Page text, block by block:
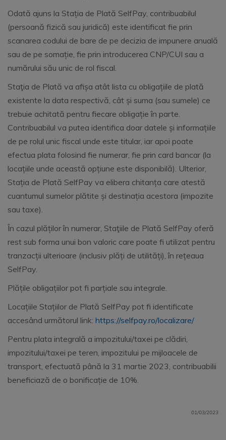
Odată ajuns la Stația de Plată SelfPay, contribuabilul
(persoană fizică sau juridică) este identificat fie prin
scanarea codului de bare de pe decizia de impunere anuală
sau de pe somație, fie prin introducerea CNP/CUI sau a
numărului său unic de rol fiscal.
Staţia de Plată va afișa atât lista cu obligațiile de plată
existente la data respectivă, cât și suma (sau sumele) ce
trebuie achitată pentru fiecare obligație în parte.
Contribuabilul va putea identifica doar datele și informațiile
de pe rolul unic fiscal unde este titular, iar apoi poate
efectua plata folosind fie numerar, fie prin card bancar (la
locațiile unde această opțiune este disponibilă). Ulterior,
Stația de Plată SelfPay va elibera chitanța care atestă
cuantumul sumelor plătite și destinația acestora (impozite
sau taxe).
În cazul plăților în numerar, Staţiile de Plată SelfPay oferă
rest sub forma unui bon valoric care poate fi utilizat pentru
tranzacții ulterioare (inclusiv plăți de utilități), în rețeaua
SelfPay.
Plățile obligațiilor pot fi parțiale sau integrale.
Locațiile Stațiilor de Plată SelfPay pot fi identificate
accesând următorul link: https://selfpay.ro/localizare/
Pentru plata integrală a impozitului/taxei pe clădiri,
impozitului/taxei pe teren, impozitului pe mijloacele de
transport, efectuată până la 31 martie 2023, contribuabilii
beneficiază de o bonificație de 10%.
01/03/2023